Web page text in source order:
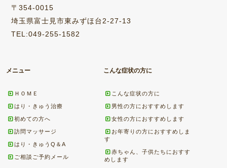
〒354-0015
埼玉県富士見市東みずほ台2-27-13
TEL:049-255-1582
メニュー
ＨＯＭＥ
はり・きゅう治療
初めての方へ
訪問マッサージ
はり・きゅうQ＆A
ご相談ご予約メール
こんな症状の方に
こんな症状の方に
男性の方におすすめします
女性の方におすすめします
お年寄りの方におすすめしま
す
赤ちゃん、子供たちにおすす
めします